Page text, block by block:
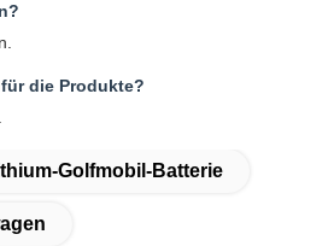
die Produkte?
Golfmobil-Batterie